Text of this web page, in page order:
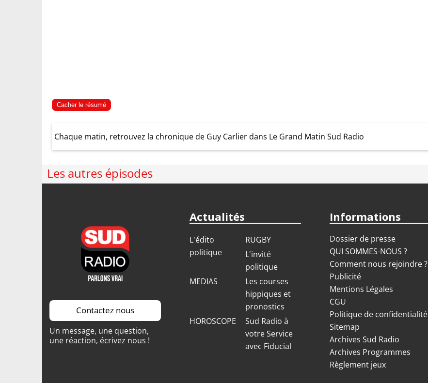
Cacher le résumé
Chaque matin, retrouvez la chronique de Guy Carlier dans Le Grand Matin Sud Radio
Les autres épisodes
Contactez nous
Un message, une question,
une réaction, écrivez nous !
Actualités
L'édito
politique
RUGBY
L'invité
politique
MEDIAS
Les courses
hippiques et
pronostics
HOROSCOPE
Sud Radio à
votre Service
avec Fiducial
Informations
Dossier de presse
QUI SOMMES-NOUS ?
Comment nous rejoindre ?
Publicité
Mentions Légales
CGU
Politique de confidentialité
Sitemap
Archives Sud Radio
Archives Programmes
Règlement jeux